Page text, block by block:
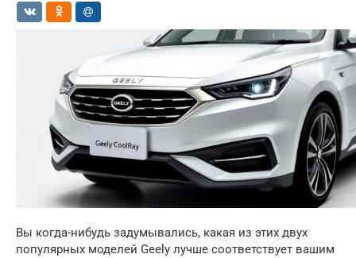
Вы когда-нибудь задумывались, какая из этих двух
популярных моделей Geely лучше соответствует вашим